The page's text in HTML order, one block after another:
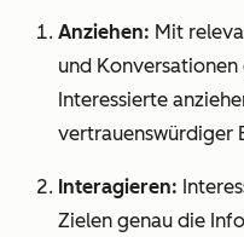
Anziehen: Mit
und
Interessierte
vertrauenswürdiger
Interagieren:
Zielen genau die